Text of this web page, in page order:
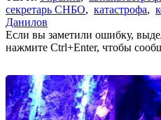
секретарь СНБО, катастрофа,
Данилов
Если вы заметили ошибку,
нажмите Ctrl+Enter, чтобы